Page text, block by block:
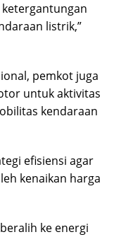
listrik,”
pemkot juga
untuk aktivitas
kendaraan
efisiensi agar
kenaikan harga
ke energi